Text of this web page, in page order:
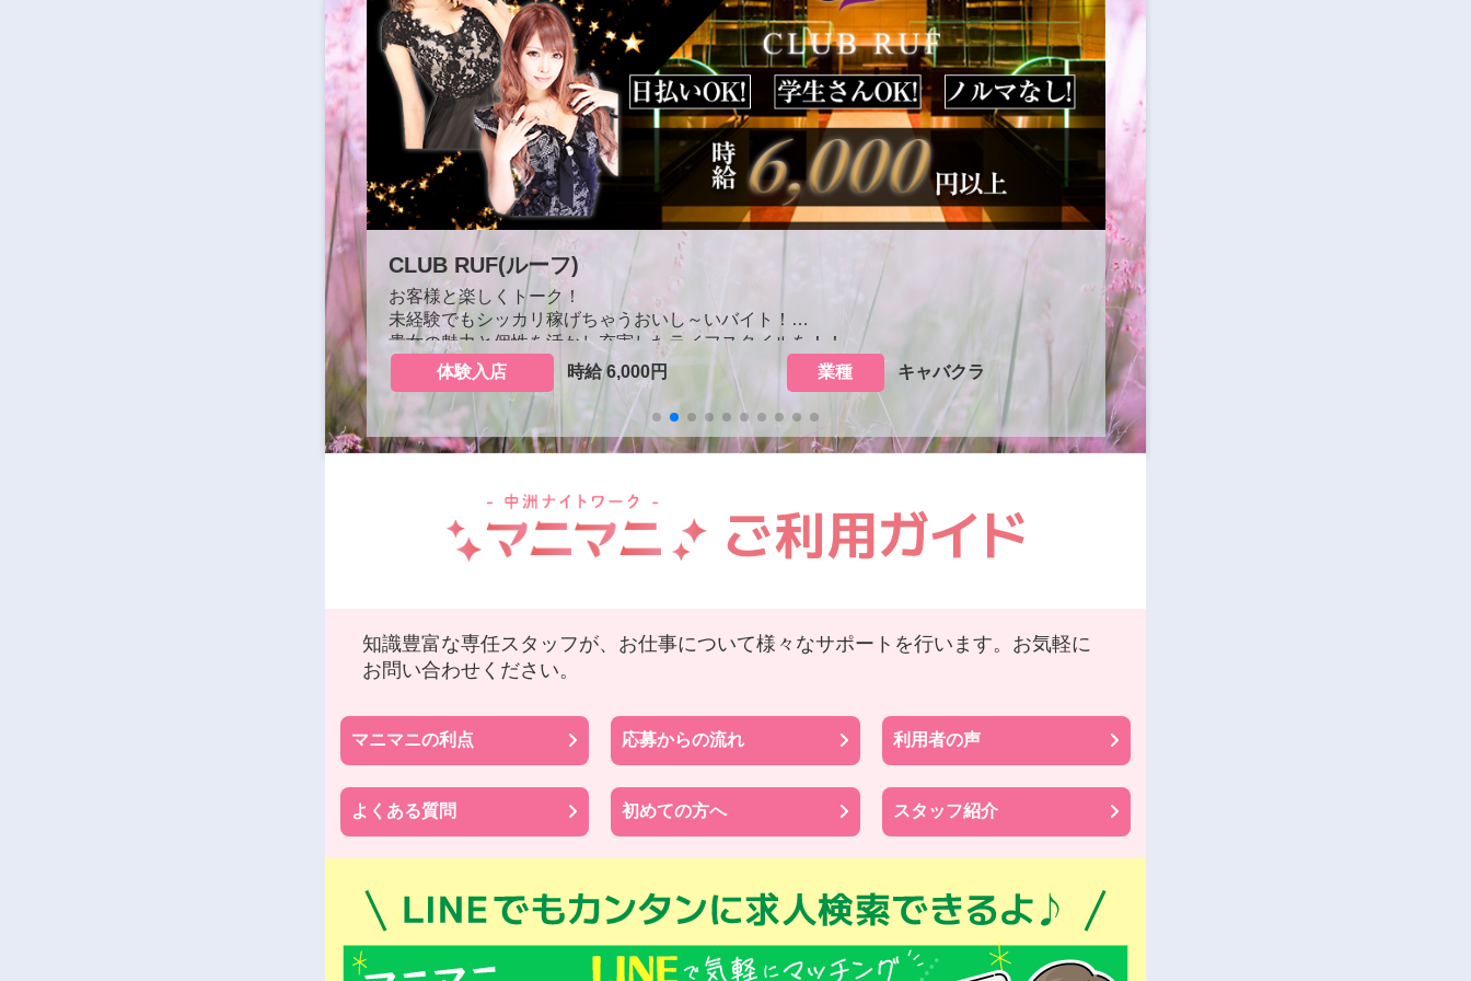
CLUB RUF(ルーフ)
お客様と楽しくトーク！
未経験でもシッカリ稼げちゃうおいし～いバイト！
貴女の魅力と個性を活かし充実したライフスタイルを！！
体験入店
時給 6,000円 業種 キャバクラ
CLUB Roe(ロエ)
☆ナイトデビューの方も大歓迎です！
知識豊富な専任スタッフが、お仕事について様々なサポートを行います。お気軽に
お問い合わせください。
マニマニの利点 応募からの流れ 利用者の声
よくある質問 初めての方へ スタッフ紹介